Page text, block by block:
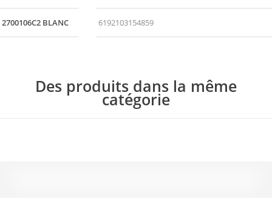
2700106C2 BLANC 6192103154859
Des produits dans la même
catégorie